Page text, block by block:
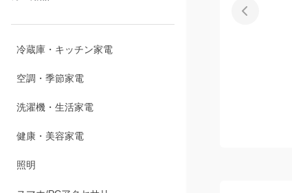
カー用品
冷蔵庫・キッチン家電
空調・季節家電
洗濯機・生活家電
健康・美容家電